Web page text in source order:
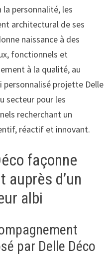
personnalité, les
architectural de ses
naissance à des
fonctionnels et
à la qualité, au
personnalisé projette Delle
secteur pour les
recherchant un
réactif et innovant.
façonne
auprès d’un
albi
par Delle Déco